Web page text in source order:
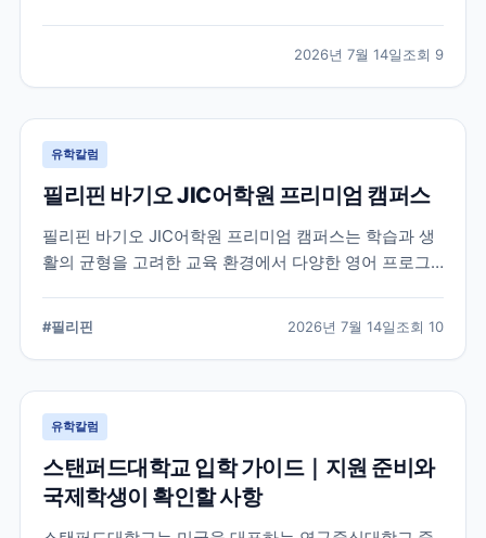
2026년 7월 14일조회 9
유학칼럼
필리핀 바기오 JIC어학원 프리미엄 캠퍼스
필리핀 바기오 JIC어학원 프리미엄 캠퍼스는 학습과 생
활의 균형을 고려한 교육 환경에서 다양한 영어 프로그
했습니다.
#필리핀 2026년 7월 14일조회 10
유학칼럼
스탠퍼드대학교 입학 가이드｜지원 준비와
국제학생이 확인할 사항